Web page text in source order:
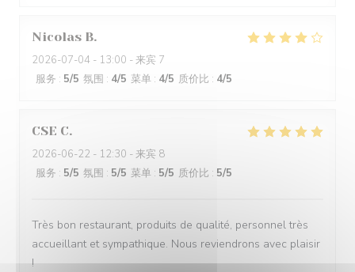
Nicolas B
2026-07-04 - 13:00 - 来宾 7
服务 : 5/5 氛围 : 4/5 菜单 : 4/5 质价比 : 4/5
CSE C
2026-06-22 - 12:30 - 来宾 8
服务 : 5/5 氛围 : 5/5 菜单 : 5/5 质价比 : 5/5
Très bon restaurant, produits de qualité, personnel très
accueillant et sympathique. Nous reviendrons avec plaisir
!